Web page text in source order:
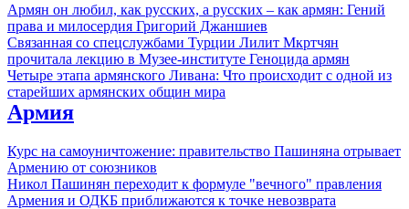
Армян он любил, как русских, а русских – как армян: Гений
права и милосердия Григорий Джаншиев
Связанная со спецслужбами Турции Лилит Мкртчян
прочитала лекцию в Музее-институте Геноцида армян
Четыре этапа армянского Ливана: Что происходит с одной из
старейших армянских общин мира
Армия
Курс на самоуничтожение: правительство Пашиняна отрывает
Армению от союзников
Никол Пашинян переходит к формуле "вечного" правления
Армения и ОДКБ приближаются к точке невозврата